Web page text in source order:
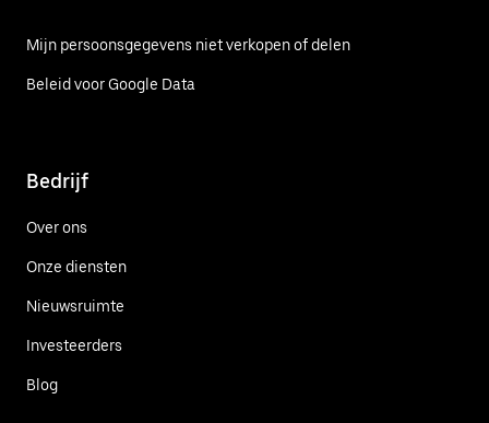
Mijn persoonsgegevens niet verkopen of delen
Beleid voor Google Data
Bedrijf
Over ons
Onze diensten
Nieuwsruimte
Investeerders
Blog